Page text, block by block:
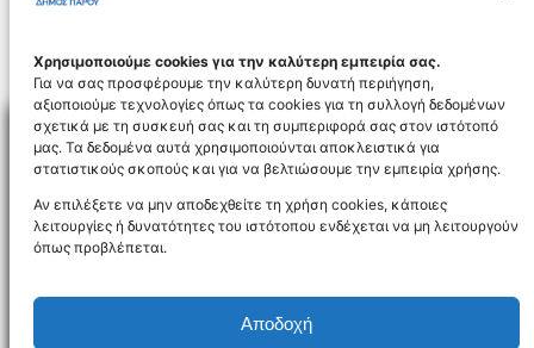
Χρησιμοποιούμε cookies για την καλύτερη εμπειρία σας.
Για να σας προσφέρουμε την καλύτερη δυνατή περιήγηση,
αξιοποιούμε τεχνολογίες όπως τα cookies για τη συλλογή δεδομένων
σχετικά με τη συσκευή σας και τη συμπεριφορά σας στον ιστότοπό
μας. Τα δεδομένα αυτά χρησιμοποιούνται αποκλειστικά για
στατιστικούς σκοπούς και για να βελτιώσουμε την εμπειρία χρήσης.
Αν επιλέξετε να μην αποδεχθείτε τη χρήση cookies, κάποιες
λειτουργίες ή δυνατότητες του ιστότοπου ενδέχεται να μη λειτουργούν
όπως προβλέπεται.
Αποδοχή
350.2005_id191
NEWSLETTER